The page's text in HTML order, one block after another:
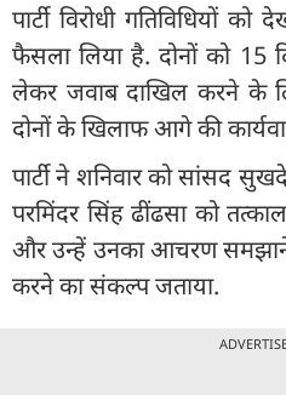
पार्टी विरोधी गतिविधियों
फैसला लिया है. दोनों को 15
लेकर जवाब दाखिल करने के
दोनों के खिलाफ आगे की
पार्टी ने शनिवार को सांसद
परमिंदर सिंह ढींढसा को
और उन्हें उनका आचरण
करने का संकल्प जताया.